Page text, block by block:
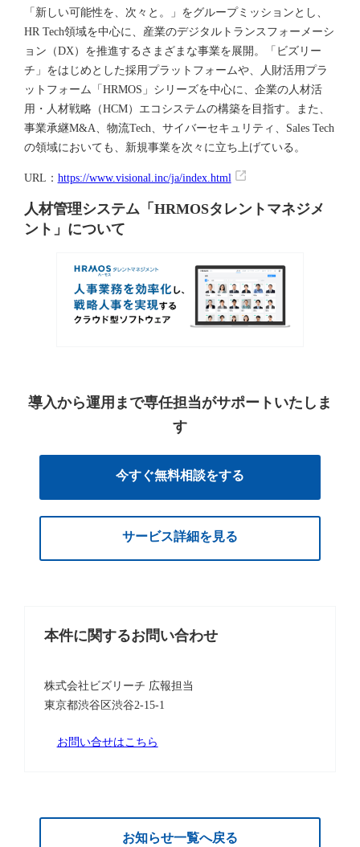
「新しい可能性を、次々と。」をグループミッションとし、
HR Tech領域を中心に、産業のデジタルトランスフォーメーシ
ョン（DX）を推進するさまざまな事業を展開。「ビズリー
チ」をはじめとした採用プラットフォームや、人財活用プラ
ットフォーム「HRMOS」シリーズを中心に、企業の人材活
用・人材戦略（HCM）エコシステムの構築を目指す。また、
事業承継M&A、物流Tech、サイバーセキュリティ、Sales Tech
の領域においても、新規事業を次々に立ち上げている。
URL： https://www.visional.inc/ja/index.html
人材管理システム「HRMOSタレントマネジメ
ント」について
導入から運用まで専任担当がサポートいたしま
す
今すぐ無料相談をする
サービス詳細を見る
本件に関するお問い合わせ
株式会社ビズリーチ 広報担当
東京都渋谷区渋谷2-15-1
お問い合せはこちら
お知らせ一覧へ戻る